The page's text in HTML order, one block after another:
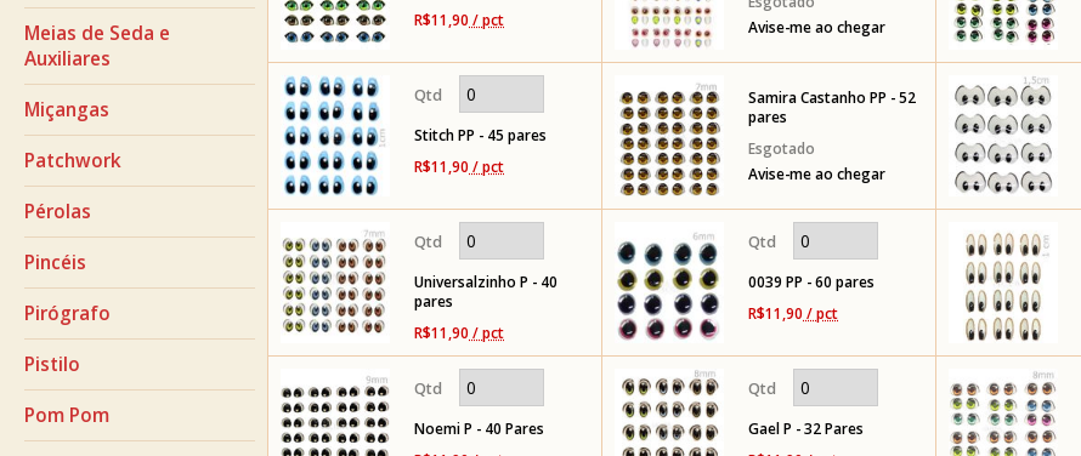
Meias de Seda e
Auxiliares
Miçangas
Patchwork
Pérolas
Pincéis
Pirógrafo
Pistilo
Pom Pom
R$11,90 / pct Avise-me ao chegar
Stitch PP - 45 pares
R$11,90 / pct
Samira Castanho PP - 52
pares
Avise-me ao chegar
Universalzinho P - 40
pares
R$11,90 / pct
0039 PP - 60 pares
R$11,90 / pct
Noemi P - 40 Pares
Gael P - 32 Pares